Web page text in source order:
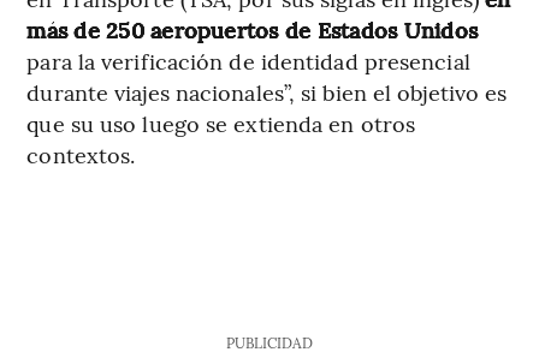
más de 250 aeropuertos de Estados Unidos
para la verificación de identidad presencial
durante viajes nacionales”, si bien el objetivo es
que su uso luego se extienda en otros
contextos.
PUBLICIDAD